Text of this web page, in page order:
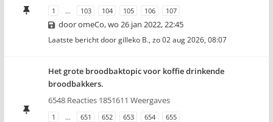
1 … 103 104 105 106 107
dooromeCo,wo 26 jan 2022, 22:45
Laatste bericht doorgilleko B., zo 02 aug 2026, 08:07
Het grote broodbaktopic voor koffie drinkende
broodbakkers.
6548 Reacties 1851611 Weergaves
1 … 651 652 653 654 655